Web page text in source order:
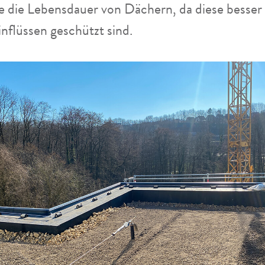
die Lebensdauer von Dächern, da diese
geschützt sind.